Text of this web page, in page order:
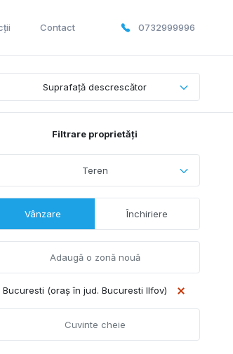
Contact 0732999996
Suprafață descrescător
Filtrare proprietăți
Teren
Vânzare Închiriere
Bucuresti (oraș în jud. Bucuresti Ilfov)